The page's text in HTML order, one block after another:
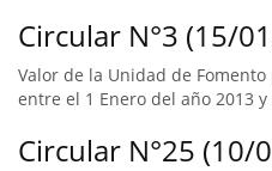
Circular N°3 (15/
Valor de la Unidad de
entre el 1 Enero del año 2013
Circular N°25 (10/